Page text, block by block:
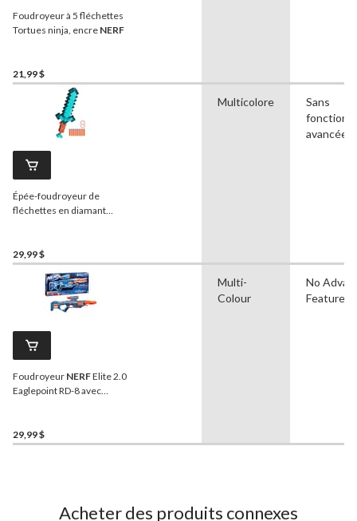
Foudroyeur à 5 fléchettes
Tortues ninja, encre NERF
21,99 $
Épée-foudroyeur de
fléchettes en diamant
29,99 $
Multicolore
Sans
avancées
Foudroyeur NERFElite 2.0
Eaglepoint RD-8 avec
amovibles, 16 fléchettes, 8
ans et plus
29,99 $
Multi-
Colour
No
Features
Acheter des produits connexes